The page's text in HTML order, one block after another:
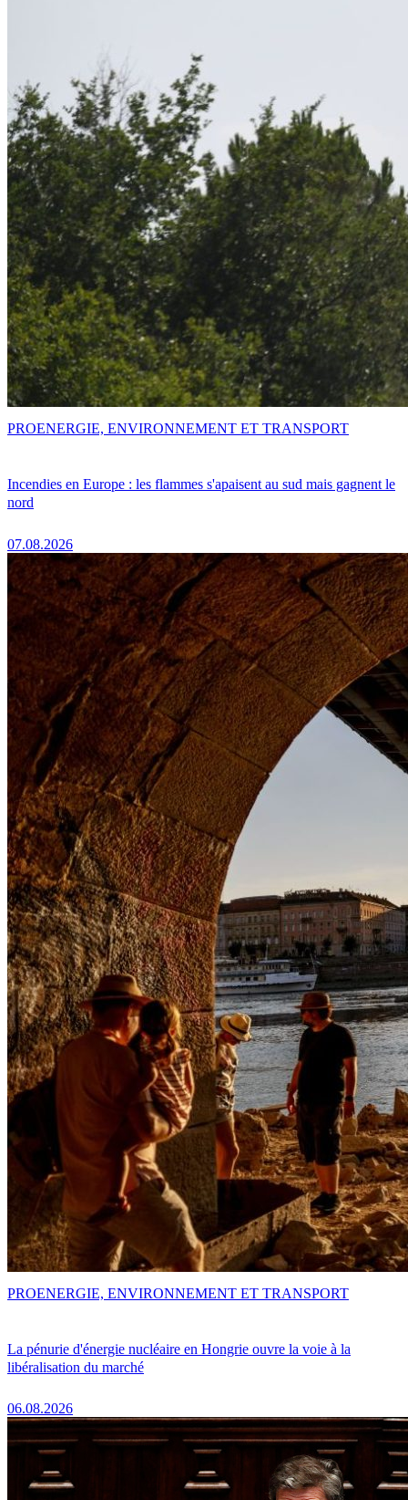
Incendies en Europe : les flammes s'apaisent au sud mais gagnent le
nord
07.08.2026
PROENERGIE, ENVIRONNEMENT ET TRANSPORT
La pénurie d'énergie nucléaire en Hongrie ouvre la voie à la
libéralisation du marché
06.08.2026
PROENERGIE, ENVIRONNEMENT ET TRANSPORT